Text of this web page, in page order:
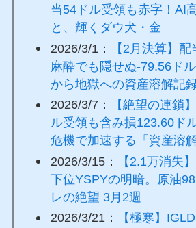
当54ドル受領も赤字！AI
と、輝くダウ犬・金
2026/3/1：
【2月決算】
麻酔でも隠せぬ-79.56ド
から地獄への資産溶解記
2026/3/7：
【絶望の連鎖
ル受領も含み損123.60ド
危機で加速する「資産溶
2026/3/15：
【2.1万消失
下位YSPYの明暗。原油
レの絶望 3月2週
2026/3/21：
【極寒】